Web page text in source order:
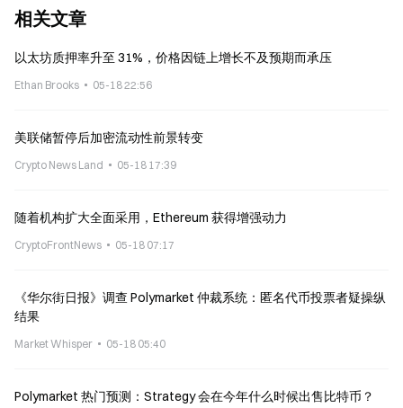
相关文章
以太坊质押率升至 31%，价格因链上增长不及预期而承压
Ethan Brooks 05-18 22:56
美联储暂停后加密流动性前景转变
Crypto News Land 05-18 17:39
随着机构扩大全面采用，Ethereum 获得增强动力
CryptoFrontNews 05-18 07:17
《华尔街日报》调查 Polymarket 仲裁系统：匿名代币投票者疑操纵
结果
Market Whisper 05-18 05:40
Polymarket 热门预测：Strategy 会在今年什么时候出售比特币？